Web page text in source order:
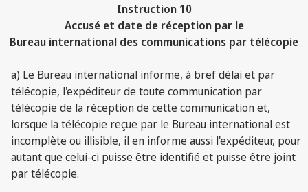
Instruction 10
Accusé et date de réception par le
Bureau international des communications par télécopie
a) Le Bureau international informe, à bref délai et par
télécopie, l'expéditeur de toute communication par
télécopie de la réception de cette communication et,
lorsque la télécopie reçue par le Bureau international est
incomplète ou illisible, il en informe aussi l'expéditeur, pour
autant que celui-ci puisse être identifié et puisse être joint
par télécopie.